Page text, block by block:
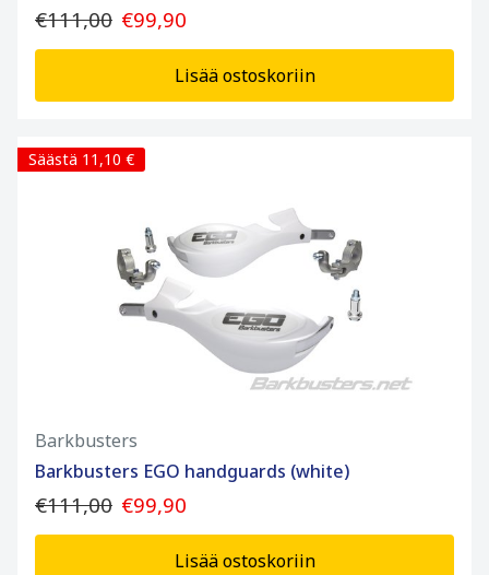
€111,00 €99,90
Lisää ostoskoriin
Säästä 11,10 €
Barkbusters
Barkbusters EGO handguards (white)
€111,00 €99,90
Lisää ostoskoriin